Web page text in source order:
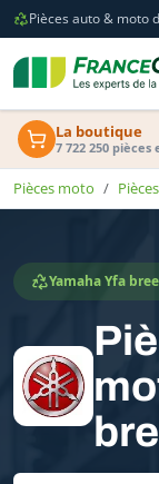
Pièces auto & moto
La boutique
7 722 250 pièces
Pièces moto
Yamaha Yfa